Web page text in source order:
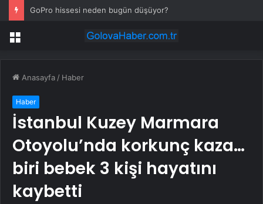
GoPro hissesi neden bugün düşüyor?
Menü
Anasayfa / Haber
Haber
İstanbul Kuzey Marmara
Otoyolu’nda korkunç kaza…
biri bebek 3 kişi hayatını
kaybetti